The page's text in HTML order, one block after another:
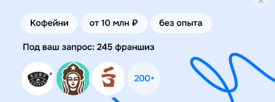
финансовые услуги. Заключение договоров
коммерческой концессии (франчайзинга) осуществляется
правообладателями/их представителями. Бизнесменс.ру
не является посредником или представителем
правообладателя и не несет ответственность за условия
предоставления франшизы и действия лиц,
осуществленные на основании информации, имеющейся